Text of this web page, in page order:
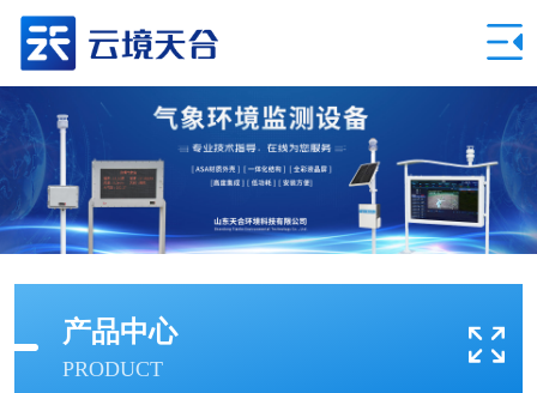
产品中心
PRODUCT